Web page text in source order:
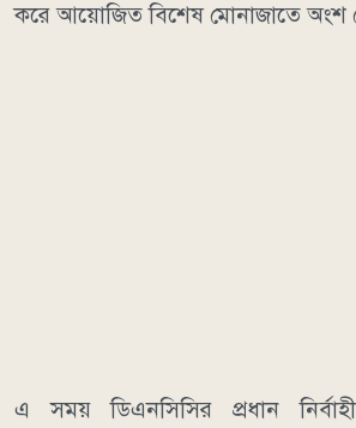
করে আয়োজিত বিশেষ মোনাজাতে অংশ
এ সময় ডিএনসিসির প্রধান